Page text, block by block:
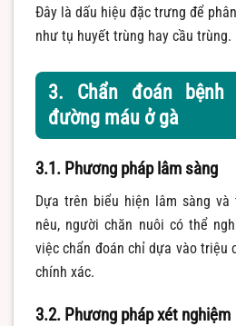
Đây là dấu hiệu đặc trưng để
như tụ huyết trùng hay cầu trùng.
3. Chẩn đoán
đường máu ở gà
3.1. Phương pháp lâm sàng
Dựa trên biểu hiện lâm sàng
nêu, người chăn nuôi có thể
việc chẩn đoán chỉ dựa vào triệu
chính xác.
3.2. Phương pháp xét nghiệm